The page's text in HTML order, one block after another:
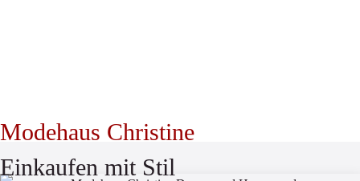
Modehaus Christine
Einkaufen mit Stil